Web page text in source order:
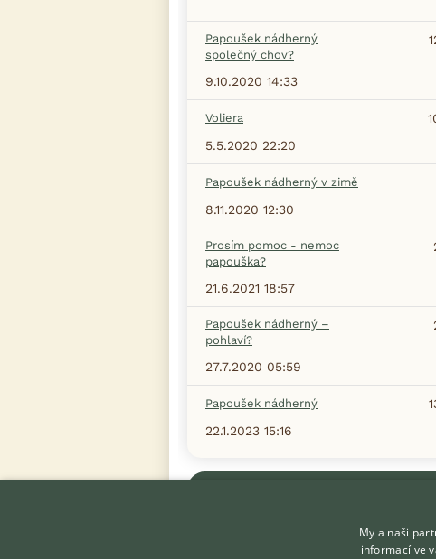
Papoušek nádherný
společný chov?
9.10.2020 14:33
Voliera
5.5.2020 22:20
Papoušek nádherný v zimě
8.11.2020 12:30
Prosím pomoc - nemoc
papouška?
21.6.2021 18:57
Papoušek nádherný –
pohlaví?
27.7.2020 05:59
Papoušek nádherný
22.1.2023 15:16
My a naši
informací ve